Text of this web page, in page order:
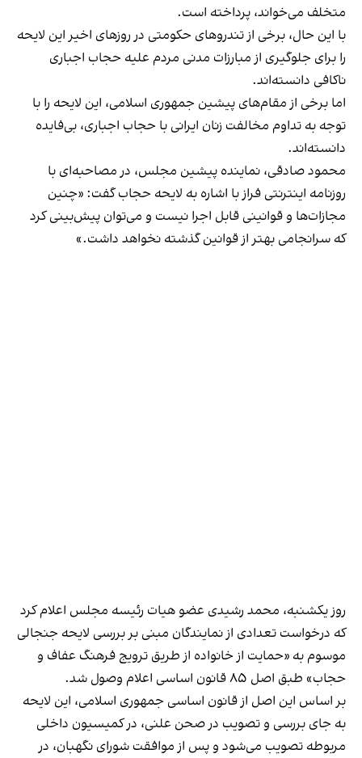
متخلف می‌خواند، پرداخته است.
با این حال، برخی از تندروهای حکومتی در روزهای اخیر این لایحه
را برای جلوگیری از مبارزات مدنی مردم علیه حجاب اجباری
ناکافی دانسته‌اند.
اما برخی از مقام‌های پیشین جمهوری اسلامی، این لایحه را با
توجه به تداوم مخالفت زنان ایرانی با حجاب اجباری، بی‌فایده
دانسته‌اند.
محمود صادقی، نماینده پیشین مجلس، در مصاحبه‌ای با
روزنامه اینترنتی فراز با اشاره به لایحه حجاب گفت: «چنین
مجازات‌ها و قوانینی قابل اجرا نیست و می‌توان پیش‌بینی کرد
که سرانجامی بهتر از قوانین گذشته نخواهد داشت.»
روز یکشنبه، محمد رشیدی عضو هیات رئیسه مجلس اعلام کرد
که درخواست تعدادی از نمایندگان مبنی بر بررسی لایحه جنجالی
موسوم به «حمایت از خانواده از طریق ترویج فرهنگ عفاف و
حجاب» طبق اصل ۸۵ قانون اساسی اعلام وصول شد.
بر اساس این اصل از قانون اساسی جمهوری اسلامی، این لایحه
به جای بررسی و تصویب در صحن علنی، در کمیسیون داخلی
مربوطه تصویب می‌شود و پس از موافقت شورای نگهبان، در